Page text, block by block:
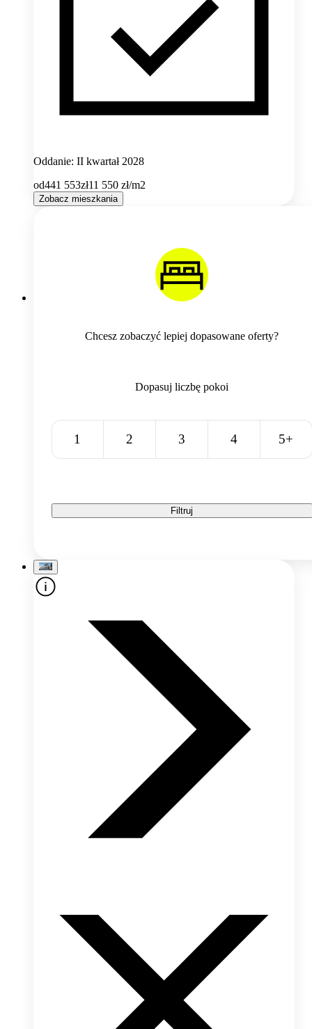
Oddanie: II kwartał 2028
od441 553zł11 550 zł/m2
Zobacz mieszkania
Chcesz zobaczyć lepiej dopasowane oferty?
Dopasuj liczbę pokoi
1 2 3 4 5+
Filtruj